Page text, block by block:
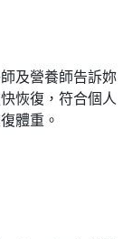
及營養師告訴妳
恢復，符合個人
體重。